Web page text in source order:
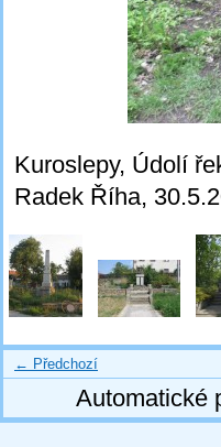
Kuroslepy, Údolí
Radek Říha,
← Předchozí
Automatické